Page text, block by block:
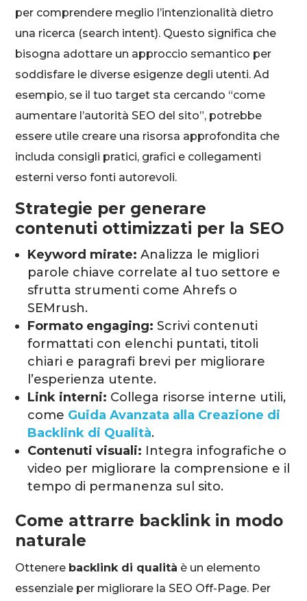
per comprendere meglio l’intenzionalità dietro
una ricerca (search intent). Questo significa che
bisogna adottare un approccio semantico per
soddisfare le diverse esigenze degli utenti. Ad
esempio, se il tuo target sta cercando “come
aumentare l’autorità SEO del sito”, potrebbe
essere utile creare una risorsa approfondita che
includa consigli pratici, grafici e collegamenti
esterni verso fonti autorevoli.
Strategie per generare
contenuti ottimizzati per la SEO
Keyword mirate: Analizza le migliori
parole chiave correlate al tuo settore e
sfrutta strumenti come Ahrefs o
SEMrush.
Formato engaging: Scrivi contenuti
formattati con elenchi puntati, titoli
chiari e paragrafi brevi per migliorare
l’esperienza utente.
Link interni: Collega risorse interne utili,
come Guida Avanzata alla Creazione di
Backlink di Qualità.
Contenuti visuali: Integra infografiche o
video per migliorare la comprensione e il
tempo di permanenza sul sito.
Come attrarre backlink in modo
naturale
Ottenere backlink di qualità è un elemento
essenziale per migliorare la SEO Off-Page. Per